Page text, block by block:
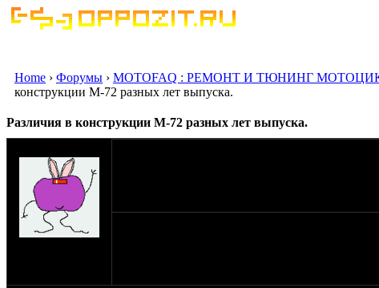
Home › Форумы › MOTOFAQ : РЕМОНТ И ТЮНИНГ
конструкции М-72 разных лет выпуска.
Различия в конструкции М-72 разных лет выпуска.